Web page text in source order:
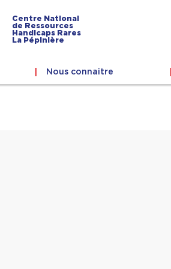
Centre National
de Ressources
Handicaps Rares
La Pépinière
Nous connaitre